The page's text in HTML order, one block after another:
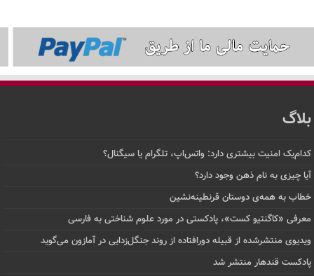
بلاگ
کدام‌یک امنیت بیشتری دارد: واتس‌اپ، تلگرام یا سیگنال؟
آیا چیزی به نام ذهن وجود دارد؟
خطاب به همه‌ی دوستان قرنطینه‌نشین
معرفی «کاگنتیو کست»، پادکستی در مورد علوم شناختی به فارسی
ویدیوی منتشرشده از قبیله دورافتاده‌ از روند جنگل‌زدایی در آمازون می‌گوید
پادکست قندهار منتشر شد